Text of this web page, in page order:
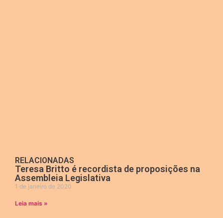
RELACIONADAS
Teresa Britto é recordista de proposições na
Assembleia Legislativa
1 de janeiro de 2020
Leia mais »